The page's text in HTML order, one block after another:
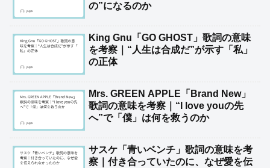
の”になるのか
King Gnu「GO GHOST」歌詞の意味
を考察｜“人生は合成だ”が示す「私」
の正体
Mrs. GREEN APPLE「Brand New」
歌詞の意味を考察｜“I love youの先
へ”で「僕」は何を救うのか
サスケ「青いベンチ」歌詞の意味を考
察｜付き合っていたのに、なぜ愛を伝